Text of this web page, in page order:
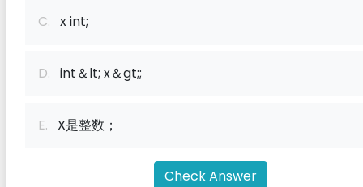
C. x int;
D. int＆lt; x＆gt;;
E. X是整数；
Check Answer